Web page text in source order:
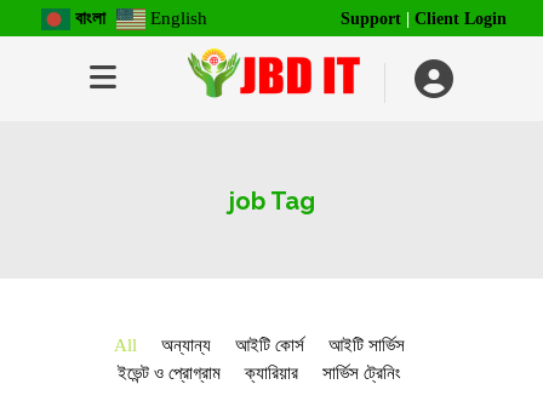
বাংলা English Support Client Login
job Tag
All অন্যান্য আইটি কোর্স
আইটি সার্ভিস
ইভেন্ট ও প্রোগ্রাম
ক্যারিয়ার সার্ভিস ট্রেনিং